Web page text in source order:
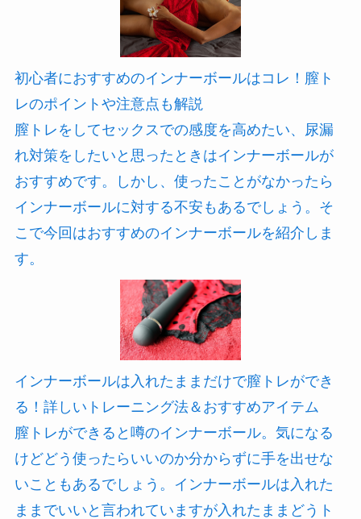
初心者におすすめのインナーボールはコレ！膣ト
レのポイントや注意点も解説
膣トレをしてセックスでの感度を高めたい、尿漏
れ対策をしたいと思ったときはインナーボールが
おすすめです。しかし、使ったことがなかったら
インナーボールに対する不安もあるでしょう。そ
こで今回はおすすめのインナーボールを紹介しま
す。
インナーボールは入れたままだけで膣トレができ
る！詳しいトレーニング法＆おすすめアイテム
膣トレができると噂のインナーボール。気になる
けどどう使ったらいいのか分からずに手を出せな
いこともあるでしょう。インナーボールは入れた
ままでいいと言われていますが入れたままどうト